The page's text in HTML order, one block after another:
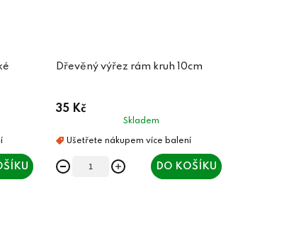
Dřevěný výřez rám kruh 10cm
35 Kč
Skladem
DO KOŠÍKU